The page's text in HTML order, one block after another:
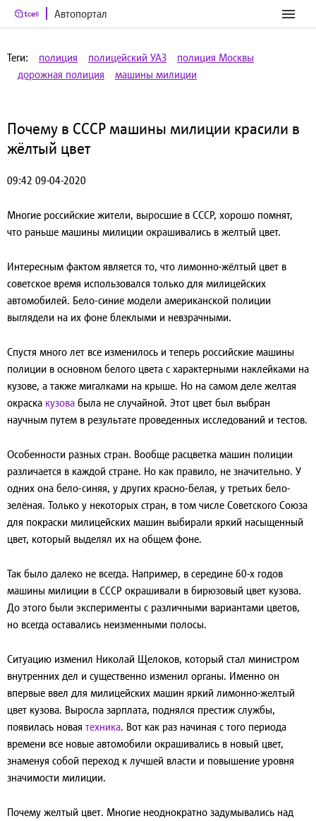
Автопортал
Теги: полиция полицейский УАЗ
полиция Москвы
дорожная полиция
машины милиции
Почему в СССР машины милиции красили в
жёлтый цвет
09:42 09-04-2020
Многие российские жители, выросшие в СССР, хорошо помнят,
что раньше машины милиции окрашивались в желтый цвет.
Интересным фактом является то, что лимонно-жёлтый цвет в
советское время использовался только для милицейских
автомобилей. Бело-синие модели американской полиции
выглядели на их фоне блеклыми и невзрачными.
Спустя много лет все изменилось и теперь российские машины
полиции в основном белого цвета с характерными наклейками на
кузове, а также мигалками на крыше. Но на самом деле желтая
окраска кузова была не случайной. Этот цвет был выбран
научным путем в результате проведенных исследований и тестов.
Особенности разных стран. Вообще расцветка машин полиции
различается в каждой стране. Но как правило, не значительно. У
одних она бело-синяя, у других красно-белая, у третьих бело-
зелёная. Только у некоторых стран, в том числе Советского Союза
для покраски милицейских машин выбирали яркий насыщенный
цвет, который выделял их на общем фоне.
Так было далеко не всегда. Например, в середине 60-х годов
машины милиции в СССР окрашивали в бирюзовый цвет кузова.
До этого были эксперименты с различными вариантами цветов,
но всегда оставались неизменными полосы.
Ситуацию изменил Николай Щелоков, который стал министром
внутренних дел и существенно изменил органы. Именно он
впервые ввел для милицейских машин яркий лимонно-желтый
цвет кузова. Выросла зарплата, поднялся престиж службы,
появилась новая техника. Вот как раз начиная с того периода
времени все новые автомобили окрашивались в новый цвет,
знаменуя собой переход к лучшей власти и повышение уровня
значимости милиции.
Почему желтый цвет. Многие неоднократно задумывались над